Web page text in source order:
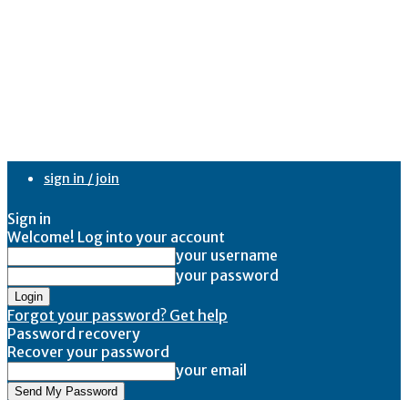
sign in / join
Sign in
Welcome! Log into your account
your username
your password
Forgot your password? Get help
Password recovery
Recover your password
your email